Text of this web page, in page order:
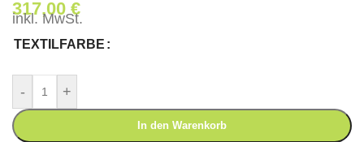
317,00€
inkl. MwSt.
TEXTILFARBE
- +
In den Warenkorb